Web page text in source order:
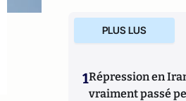
PLUS LUS
1Répression en
vraiment passé